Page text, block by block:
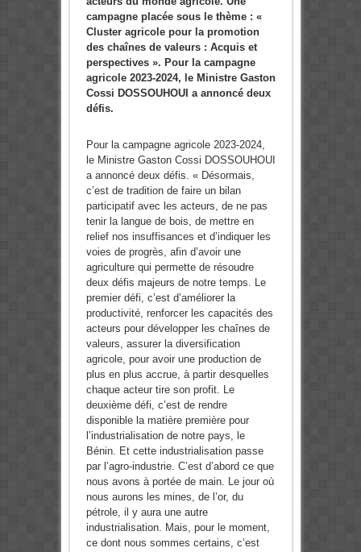
campagne placée sous le thème : «
Cluster agricole pour la promotion
des chaînes de valeurs : Acquis et
perspectives ». Pour la campagne
agricole 2023-2024, le Ministre Gaston
Cossi DOSSOUHOUI a annoncé deux
défis.
Pour la campagne agricole 2023-2024,
le Ministre Gaston Cossi DOSSOUHOUI
a annoncé deux défis. « Désormais,
c’est de tradition de faire un bilan
participatif avec les acteurs, de ne pas
tenir la langue de bois, de mettre en
relief nos insuffisances et d’indiquer les
voies de progrès, afin d’avoir une
agriculture qui permette de résoudre
deux défis majeurs de notre temps. Le
premier défi, c’est d’améliorer la
productivité, renforcer les capacités des
acteurs pour développer les chaînes de
valeurs, assurer la diversification
agricole, pour avoir une production de
plus en plus accrue, à partir desquelles
chaque acteur tire son profit. Le
deuxième défi, c’est de rendre
disponible la matière première pour
l’industrialisation de notre pays, le
Bénin. Et cette industrialisation passe
par l’agro-industrie. C’est d’abord ce que
nous avons à portée de main. Le jour où
nous aurons les mines, de l’or, du
pétrole, il y aura une autre
industrialisation. Mais, pour le moment,
ce dont nous sommes certains, c’est